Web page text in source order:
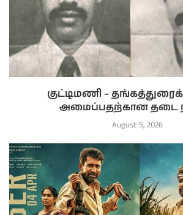
குட்டிமணி –
அமைப்பதற்கான தடை
August 5, 2026